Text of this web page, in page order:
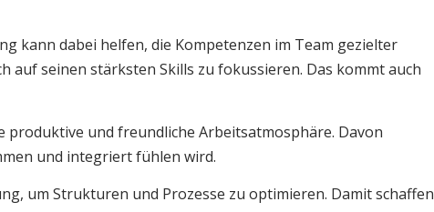
kann dabei helfen, die Kompetenzen im Team gezielter
auf seinen stärksten Skills zu fokussieren. Das kommt auch
und freundliche Arbeitsatmosphäre. Davon
und integriert fühlen wird.
um Strukturen und Prozesse zu optimieren. Damit schaffen